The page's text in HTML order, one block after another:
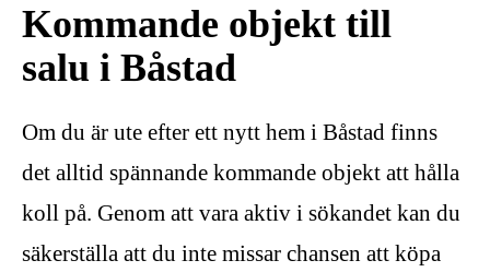
Kommande objekt till
salu i Båstad
Om du är ute efter ett nytt hem i Båstad finns
det alltid spännande kommande objekt att hålla
koll på. Genom att vara aktiv i sökandet kan du
säkerställa att du inte missar chansen att köpa